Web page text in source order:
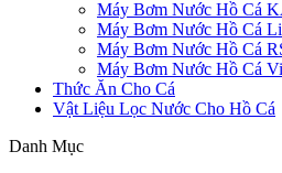
Máy Bơm Nước Hồ Cá
Máy Bơm Nước Hồ Cá
Máy Bơm Nước Hồ Cá
Máy Bơm Nước Hồ Cá
Thức Ăn Cho Cá
Vật Liệu Lọc Nước Cho Hồ Cá
Danh Mục